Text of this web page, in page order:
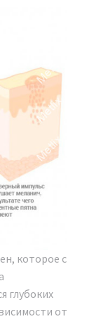
которое с
глубоких
от